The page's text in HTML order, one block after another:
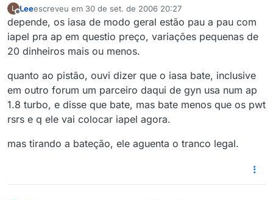
L
Offline
Leeescreveu em 30 de set. de 2006 20:27
última edição por
depende, os iasa de modo geral estão pau a pau com
iapel pra ap em questio preço, variações pequenas de
20 dinheiros mais ou menos.
quanto ao pistão, ouvi dizer que o iasa bate, inclusive
em outro forum um parceiro daqui de gyn usa num ap
1.8 turbo, e disse que bate, mas bate menos que os pwt
rsrs e q ele vai colocar iapel agora.
mas tirando a bateção, ele aguenta o tranco legal.